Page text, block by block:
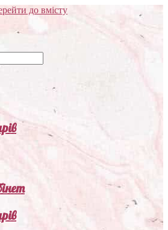
до вмісту